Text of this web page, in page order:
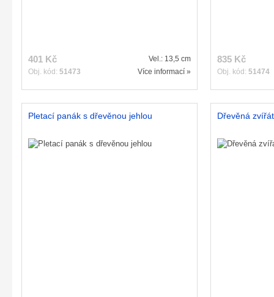
401 Kč
Obj. kód: 51473
Vel.: 13,5 cm
Více informací »
835 Kč
Obj. kód: 51474
Pletací panák s dřevěnou jehlou Dřevěná